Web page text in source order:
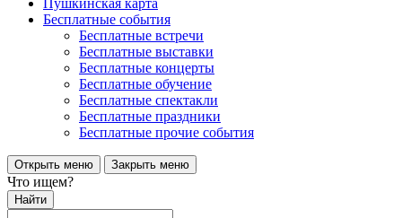
Пушкинская карта
Бесплатные события
Бесплатные встречи
Бесплатные выставки
Бесплатные концерты
Бесплатные обучение
Бесплатные спектакли
Бесплатные праздники
Бесплатные прочие события
Открыть меню Закрыть меню
Что ищем?
Найти